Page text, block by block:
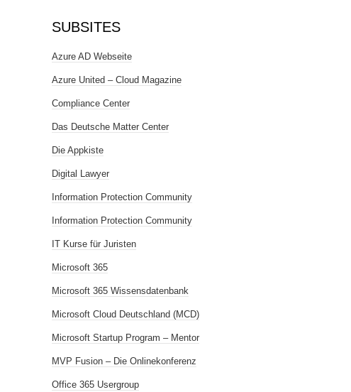
SUBSITES
Azure AD Webseite
Azure United – Cloud Magazine
Compliance Center
Das Deutsche Matter Center
Die Appkiste
Digital Lawyer
Information Protection Community
Information Protection Community
IT Kurse für Juristen
Microsoft 365
Microsoft 365 Wissensdatenbank
Microsoft Cloud Deutschland (MCD)
Microsoft Startup Program – Mentor
MVP Fusion – Die Onlinekonferenz
Office 365 Usergroup